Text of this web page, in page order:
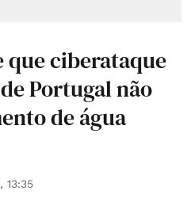
ciberataque
Portugal não
de água
13:35